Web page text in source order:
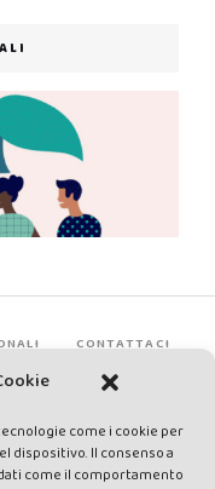
come i cookie per
dispositivo. Il consenso a
come il comportamento
CONTATTACI